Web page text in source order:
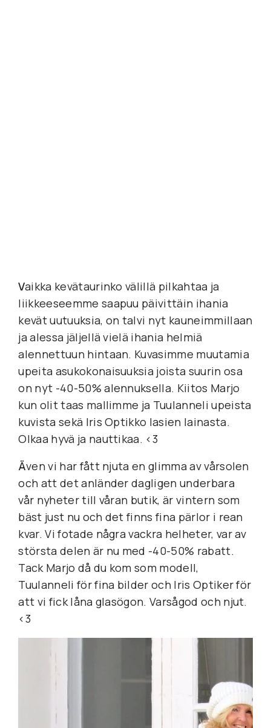
Vaikka kevätaurinko välillä pilkahtaa ja
liikkeeseemme saapuu päivittäin ihania
kevät uutuuksia, on talvi nyt kauneimmillaan
ja alessa jäljellä vielä ihania helmiä
alennettuun hintaan. Kuvasimme muutamia
upeita asukokonaisuuksia joista suurin osa
on nyt -40-50% alennuksella. Kiitos Marjo
kun olit taas mallimme ja Tuulanneli upeista
kuvista sekä Iris Optikko lasien lainasta.
Olkaa hyvä ja nauttikaa. <3
Även vi har fått njuta en glimma av vårsolen
och att det anländer dagligen underbara
vår nyheter till våran butik, är vintern som
bäst just nu och det finns fina pärlor i rean
kvar. Vi fotade några vackra helheter, var av
största delen är nu med -40-50% rabatt.
Tack Marjo då du kom som modell,
Tuulanneli för fina bilder och Iris Optiker för
att vi fick låna glasögon. Varsågod och njut.
<3